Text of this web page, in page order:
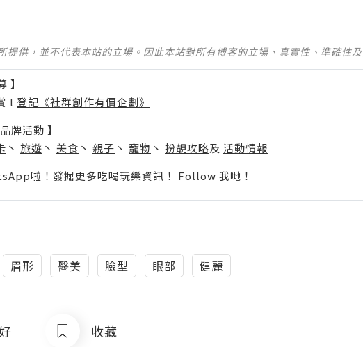
提供，並不代表本站的立場。因此本站對所有博客的立場、真實性、準確性
】
l 登記《社群創作有價企劃》
牌活動 】
丶 旅遊 丶 美食 丶 親子 丶 寵物 丶 扮靚攻略及 活動情報
啦！發掘更多吃喝玩樂資訊！ Follow 我哋 ！
眉形 醫美 臉型 眼部 健麗
收藏